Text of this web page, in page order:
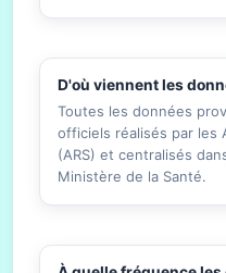
D'où viennent les
Toutes les données
officiels réalisés par les
(ARS) et centralisés
Ministère de la Santé.